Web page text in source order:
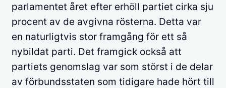
parlamentet året efter erhöll partiet cirka sju
procent av de avgivna rösterna. Detta var
en naturligtvis stor framgång för ett så
nybildat parti. Det framgick också att
partiets genomslag var som störst i de delar
av förbundsstaten som tidigare hade hört till